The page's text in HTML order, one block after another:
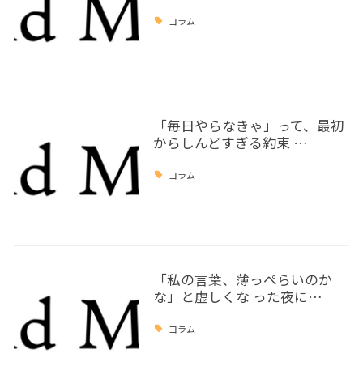
コラム
「毎日やらなきゃ」って、最初
からしんどすぎる約束 …
コラム
「私の言葉、薄っぺらいのか
な」と虚しくな った夜に…
コラム